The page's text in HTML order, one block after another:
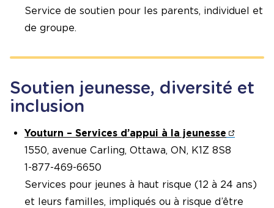
Service de soutien pour les parents, individuel et
de groupe.
Soutien jeunesse, diversité et
inclusion
Youturn – Services d’appui à la jeunesse
1550, avenue Carling, Ottawa, ON, K1Z 8S8
1-877-469-6650
Services pour jeunes à haut risque (12 à 24 ans)
et leurs familles, impliqués ou à risque d’être